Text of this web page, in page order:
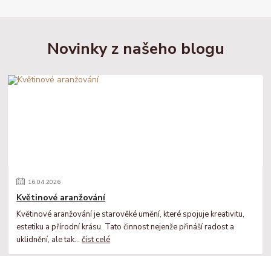
Novinky z našeho blogu
16.04.2026
Květinové aranžování
Květinové aranžování je starověké umění, které spojuje kreativitu,
estetiku a přírodní krásu. Tato činnost nejenže přináší radost a
uklidnění, ale tak...číst celé